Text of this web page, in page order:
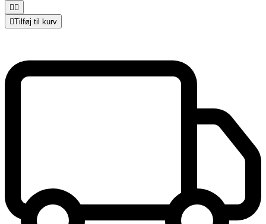
 
Tilføj til kurv